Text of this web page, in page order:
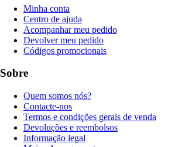
Minha conta
Centro de ajuda
Acompanhar meu pedido
Devolver meu pedido
Códigos promocionais
Sobre
Quem somos nós?
Contacte-nos
Termos e condições gerais de venda
Devoluções e reembolsos
Informação legal